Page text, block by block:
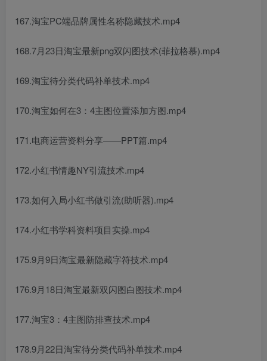
167.淘宝PC端品牌属性名称隐藏技术.mp4
168.7月23日淘宝最新png双闪图技术(菲拉格慕).mp4
169.淘宝待分类代码补单技术.mp4
170.淘宝如何在3：4主图位置添加方图.mp4
171.电商运营资料分享——PPT篇.mp4
172.小红书情趣NY引流技术.mp4
173.如何入局小红书做引流(助听器).mp4
174.小红书学科资料项目实操.mp4
175.9月9日淘宝最新隐藏字符技术.mp4
176.9月18日淘宝最新双闪图白图技术.mp4
177.淘宝3：4主图防排查技术.mp4
178.9月22日淘宝待分类代码补单技术.mp4